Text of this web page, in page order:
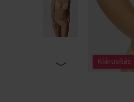
Kiárusítás